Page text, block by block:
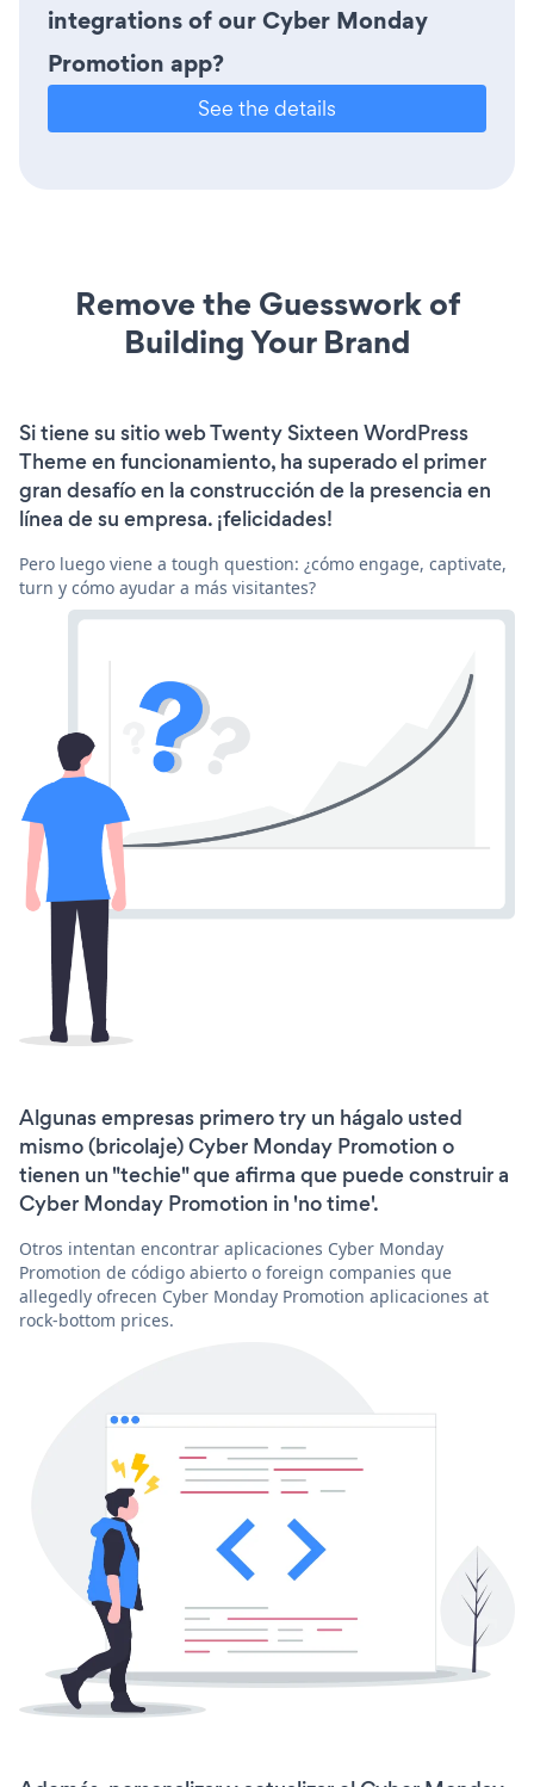
integrations of our Cyber Monday
Promotion app?
See the details
Remove the Guesswork of
Building Your Brand
Si tiene su sitio web Twenty Sixteen WordPress
Theme en funcionamiento, ha superado el primer
gran desafío en la construcción de la presencia en
línea de su empresa. ¡felicidades!
Pero luego viene a tough question: ¿cómo engage, captivate,
turn y cómo ayudar a más visitantes?
Algunas empresas primero try un hágalo usted
mismo (bricolaje) Cyber Monday Promotion o
tienen un "techie" que afirma que puede construir a
Cyber Monday Promotion in 'no time'.
Otros intentan encontrar aplicaciones Cyber Monday
Promotion de código abierto o foreign companies que
allegedly ofrecen Cyber Monday Promotion aplicaciones at
rock-bottom prices.